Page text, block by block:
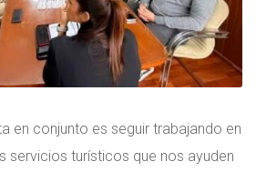
en conjunto es seguir trabajando en
servicios turísticos que nos ayuden